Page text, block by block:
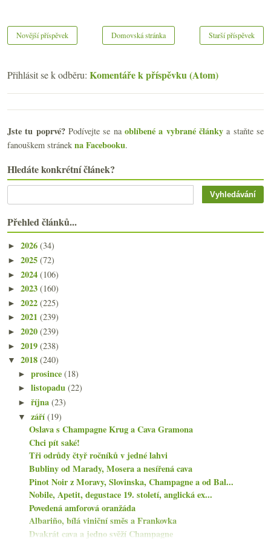
Novější příspěvek Starší příspěvek
Domovská stránka
Přihlásit se k odběru: Komentáře k příspěvku (Atom)
Jste tu poprvé?Podívejte se naoblíbené a vybrané články a staňte se
fanouškem stránek na Facebooku.
Hledáte konkrétní článek?
Přehled článků...
► 2026 (34)
► 2025 (72)
► 2024 (106)
► 2023 (160)
► 2022 (225)
► 2021 (239)
► 2020 (239)
► 2019 (238)
▼ 2018 (240)
►prosince(18)
►listopadu(22)
►října(23)
▼září(19)
Oslava s Champagne Krug a Cava Gramona
Chci pít saké!
Tři odrůdy čtyř ročníků v jedné lahvi
Bubliny od Marady, Mosera a nesířená cava
Pinot Noir z Moravy, Slovinska, Champagne a od Bal...
Nobile, Apetit, degustace 19. století, anglická ex...
Povedená amforová oranžáda
Albariño, bílá viniční směs a Frankovka
Dvakrát cava a jedno svěží Champagne